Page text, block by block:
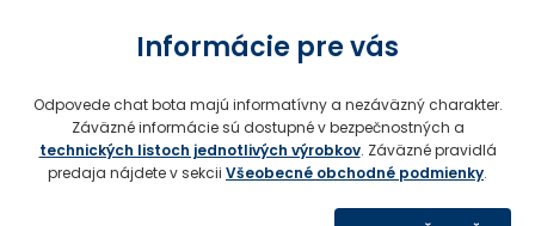
Informácie pre vás
Odpovede chat bota majú informatívny a nezáväzný charakter.
Záväzné informácie sú dostupné v bezpečnostných a
technických listoch jednotlivých výrobkov. Záväzné pravidlá
predaja nájdete v sekcii Všeobecné obchodné podmienky.